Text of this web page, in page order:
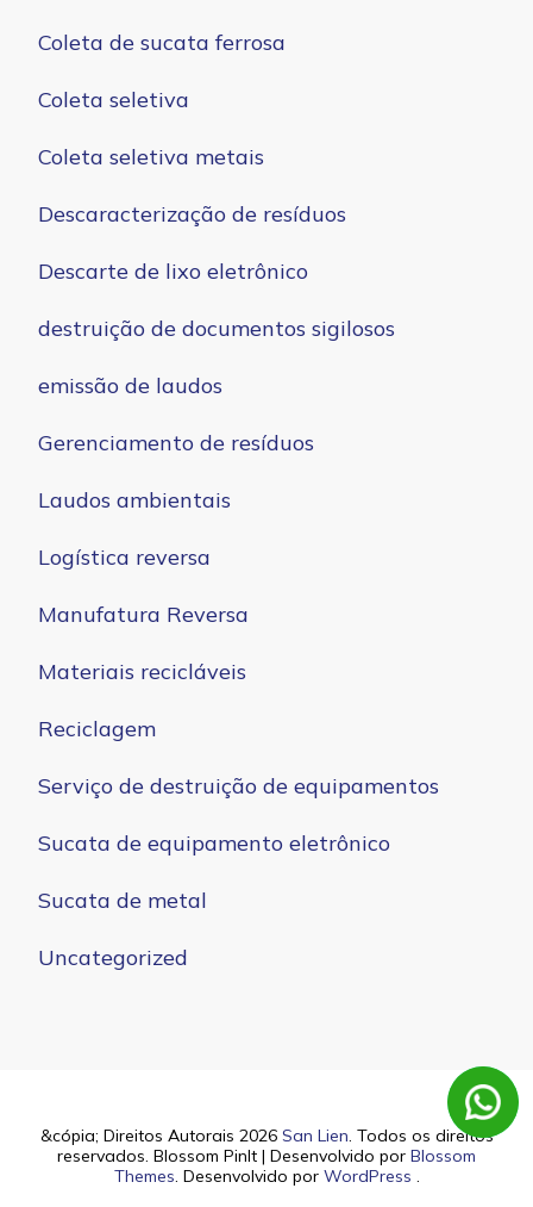
Coleta de sucata ferrosa
Coleta seletiva
Coleta seletiva metais
Descaracterização de resíduos
Descarte de lixo eletrônico
destruição de documentos sigilosos
emissão de laudos
Gerenciamento de resíduos
Laudos ambientais
Logística reversa
Manufatura Reversa
Materiais recicláveis
Reciclagem
Serviço de destruição de equipamentos
Sucata de equipamento eletrônico
Sucata de metal
Uncategorized
&cópia; Direitos Autorais 2026 San Lien. Todos os direitos
reservados. Blossom PinIt | Desenvolvido por Blossom
Themes. Desenvolvido por WordPress .